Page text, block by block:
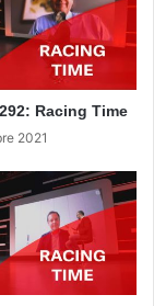
Racing Time
2021